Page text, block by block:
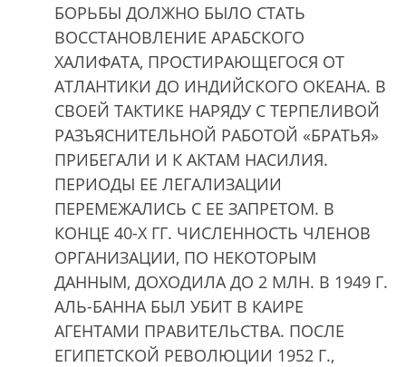
БОРЬБЫ ДОЛЖНО БЫЛО СТАТЬ
ВОССТАНОВЛЕНИЕ АРАБСКОГО
ХАЛИФАТА, ПРОСТИРАЮЩЕГОСЯ ОТ
АТЛАНТИКИ ДО ИНДИЙСКОГО ОКЕАНА. В
СВОЕЙ ТАКТИКЕ НАРЯДУ С ТЕРПЕЛИВОЙ
РАЗЪЯСНИТЕЛЬНОЙ РАБОТОЙ «БРАТЬЯ»
ПРИБЕГАЛИ И К АКТАМ НАСИЛИЯ.
ПЕРИОДЫ ЕЕ ЛЕГАЛИЗАЦИИ
ПЕРЕМЕЖАЛИСЬ С ЕЕ ЗАПРЕТОМ. В
КОНЦЕ 40-Х ГГ. ЧИСЛЕННОСТЬ ЧЛЕНОВ
ОРГАНИЗАЦИИ, ПО НЕКОТОРЫМ
ДАННЫМ, ДОХОДИЛА ДО 2 МЛН. В 1949 Г.
АЛЬ-БАННА БЫЛ УБИТ В КАИРЕ
АГЕНТАМИ ПРАВИТЕЛЬСТВА. ПОСЛЕ
ЕГИПЕТСКОЙ РЕВОЛЮЦИИ 1952 Г.,